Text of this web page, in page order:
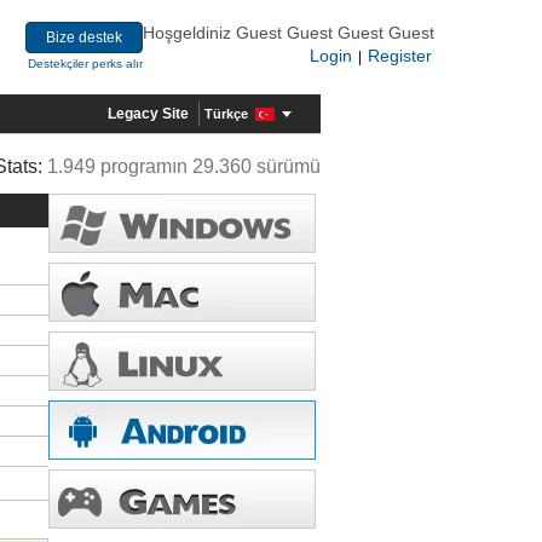
Bize destek
Destekçiler perks alır
Hoşgeldiniz Guest Guest Guest Guest
Login
Register
Legacy Site Türkçe
1.949 programın 29.360 sürümü